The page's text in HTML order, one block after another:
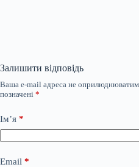
Залишити відповідь
Ваша e-mail адреса не
позначені *
Ім’я *
Email *